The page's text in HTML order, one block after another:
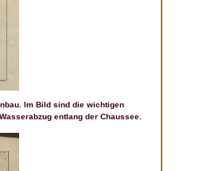
Im Bild sind die wichtigen
entlang der Chaussee.